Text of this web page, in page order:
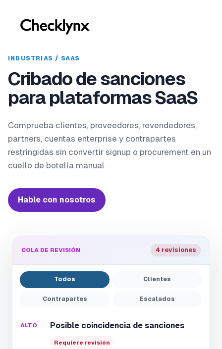
INDUSTRIAS / SAAS
Cribado de sanciones
para plataformas SaaS
Comprueba clientes, proveedores, revendedores,
partners, cuentas enterprise y contrapartes
restringidas sin convertir signup o procurement en un
cuello de botella manual.
Hable con nosotros
COLA DE REVISIÓN 4 revisiones
Todos Clientes
Contrapartes Escalados
ALTO Posible coincidencia de sanciones
Requiere revisión